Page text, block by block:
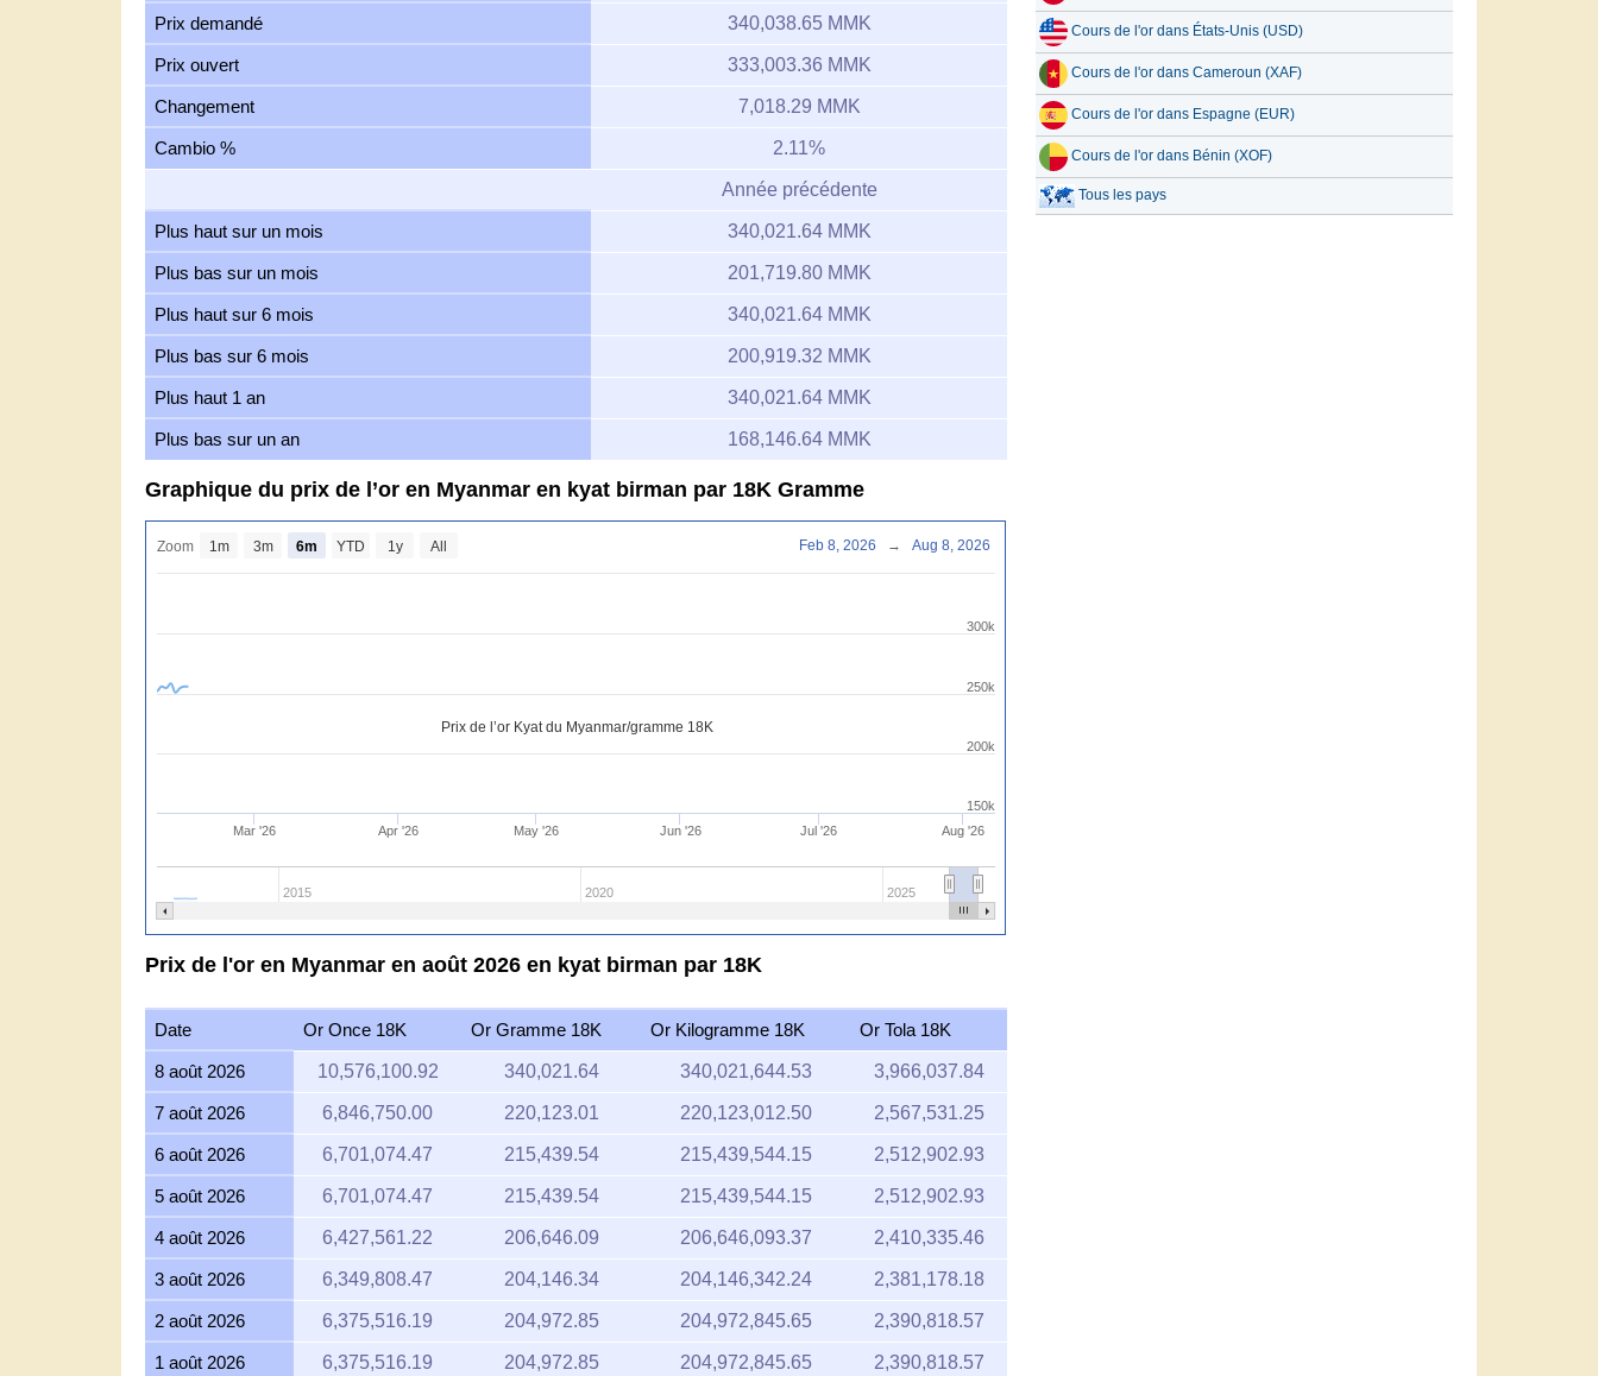
Prix demandé 340,038.65 MMK
Prix ouvert 333,003.36 MMK
Changement 7,018.29 MMK
Cambio % 2.11%
Année précédente
Plus haut sur un mois 340,021.64 MMK
Plus bas sur un mois 201,719.80 MMK
Plus haut sur 6 mois 340,021.64 MMK
Plus bas sur 6 mois 200,919.32 MMK
Plus haut 1 an 340,021.64 MMK
Plus bas sur un an 168,146.64 MMK
Graphique du prix de l’or en Myanmar en kyat birman par 18K Gramme
Prix de l’or Kyat du Myanmar/gramme 18K
Mar '26 Apr '26 May '26 Jun '26 Jul '26 Aug '26
2015 2020 2025
200k
250k
300k
150k
Zoom 1m 3m 6m YTD 1y All Feb 8, 2026 → Aug 8, 2026
Prix de l'or en Myanmar en août 2026 en kyat birman par 18K
Date Or Once 18K Or Gramme 18K Or Kilogramme 18K Or Tola 18K
8 août 2026 10,576,100.92 340,021.64 340,021,644.53 3,966,037.84
7 août 2026 6,846,750.00 220,123.01 220,123,012.50 2,567,531.25
6 août 2026 6,701,074.47 215,439.54 215,439,544.15 2,512,902.93
5 août 2026 6,701,074.47 215,439.54 215,439,544.15 2,512,902.93
4 août 2026 6,427,561.22 206,646.09 206,646,093.37 2,410,335.46
3 août 2026 6,349,808.47 204,146.34 204,146,342.24 2,381,178.18
2 août 2026 6,375,516.19 204,972.85 204,972,845.65 2,390,818.57
1 août 2026 6,375,516.19 204,972.85 204,972,845.65 2,390,818.57
Cours de l'or dans États-Unis (USD)
Cours de l'or dans Cameroun (XAF)
Cours de l'or dans Espagne (EUR)
Cours de l'or dans Bénin (XOF)
Tous les pays